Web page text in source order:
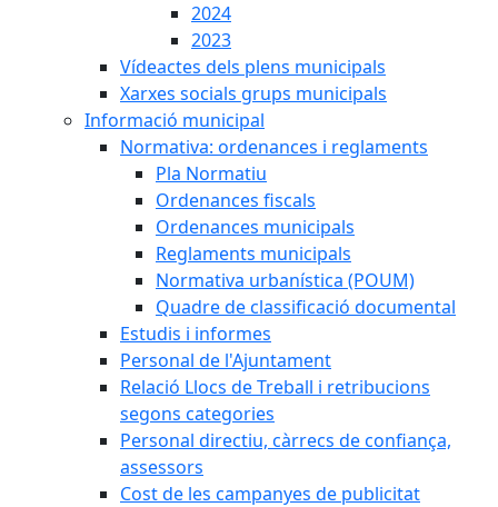
2024
2023
Vídeactes dels plens municipals
Xarxes socials grups municipals
Informació municipal
Normativa: ordenances i reglaments
Pla Normatiu
Ordenances fiscals
Ordenances municipals
Reglaments municipals
Normativa urbanística (POUM)
Quadre de classificació documental
Estudis i informes
Personal de l'Ajuntament
Relació Llocs de Treball i retribucions
segons categories
Personal directiu, càrrecs de confiança,
assessors
Cost de les campanyes de publicitat